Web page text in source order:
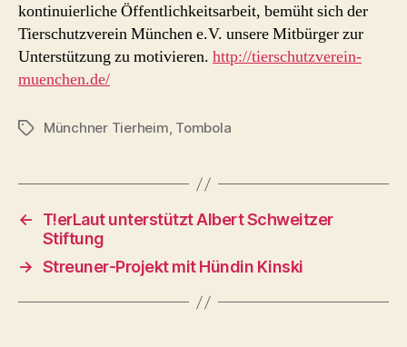
kontinuierliche Öffentlichkeitsarbeit, bemüht sich der
Tierschutzverein München e.V. unsere Mitbürger zur
Unterstützung zu motivieren. http://tierschutzverein-
muenchen.de/
Schlagwörter
Münchner Tierheim, Tombola
←
T!erLaut unterstützt Albert Schweitzer
Stiftung
→ Streuner-Projekt mit Hündin Kinski